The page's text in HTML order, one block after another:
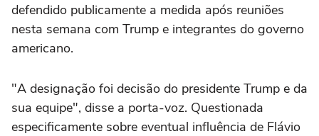
defendido publicamente a medida após reuniões
nesta semana com Trump e integrantes do governo
americano.
"A designação foi decisão do presidente Trump e da
sua equipe", disse a porta-voz. Questionada
especificamente sobre eventual influência de Flávio